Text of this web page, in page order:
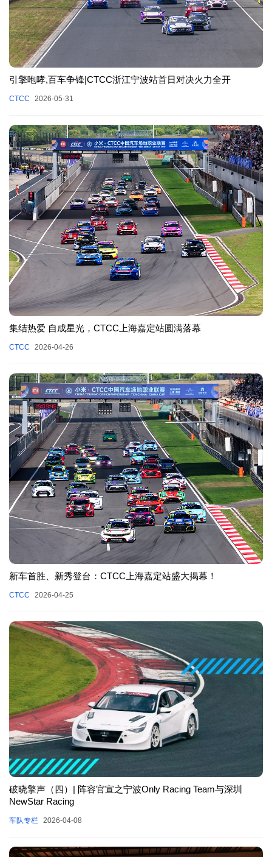
引擎咆哮,百车争锋|CTCC浙江宁波站首日对决火力全开
CTCC 2026-05-31
集结热爱 自成星光，CTCC上海嘉定站圆满落幕
CTCC 2026-04-26
新车首胜、新秀登台：CTCC上海嘉定站盛大揭幕！
CTCC 2026-04-25
破晓擎声（四）| 阵容官宣之宁波Only Racing Team与深圳
NewStar Racing
车队专栏 2026-04-08